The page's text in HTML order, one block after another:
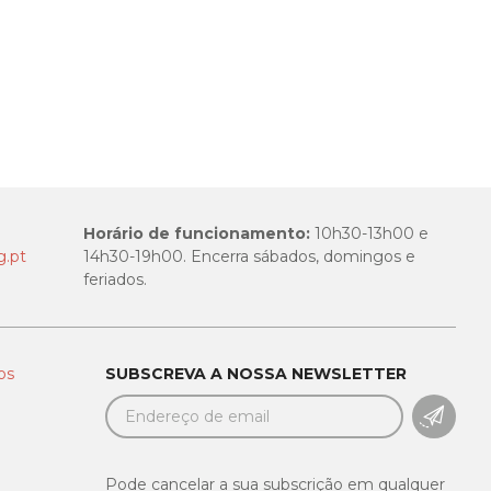
Horário de funcionamento:10h30-13h00 e
14h30-19h00. Encerra sábados, domingos e
feriados.
SUBSCREVA A NOSSA NEWSLETTER
Pode cancelar a sua subscrição em qualquer